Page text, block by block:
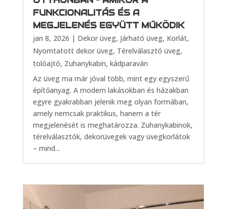
FUNKCIONALITÁS ÉS A
MEGJELENÉS EGYÜTT MŰKÖDIK
jan 8, 2026 | Dekor üveg, Járható üveg, Korlát,
Nyomtatott dekor üveg, Térelválasztó üveg,
tolóajtó, Zuhanykabin, kádparaván
Az üveg ma már jóval több, mint egy egyszerű
építőanyag. A modern lakásokban és házakban
egyre gyakrabban jelenik meg olyan formában,
amely nemcsak praktikus, hanem a tér
megjelenését is meghatározza. Zuhanykabinok,
térelválasztók, dekorüvegek vagy üvegkorlátok
– mind...